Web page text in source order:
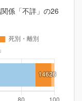
係「不詳」の26